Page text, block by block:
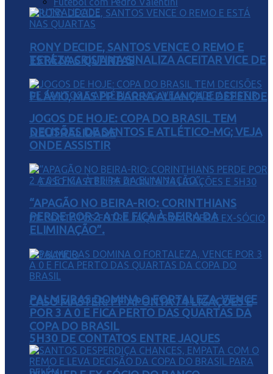
TEREZA CRISTINA SINALIZA ACEITAR VICE DE
FLÁVIO, MAS PP BARRA ALIANÇA E DEFENDE
NEUTRALIDADE
CASO MASTER: PF APONTA 74 LIGAÇÕES E
5H30 DE CONTATOS ENTRE JAQUES
RONY DECIDE, SANTOS VENCE O REMO E
ESTÁ NAS QUARTAS
JOGOS DE HOJE: COPA DO BRASIL TEM
DECISÕES DE SANTOS E ATLÉTICO-MG; VEJA
ONDE ASSISTIR
“APAGÃO NO BEIRA-RIO: CORINTHIANS
PERDE POR 2 A 0 E FICA À BEIRA DA
ELIMINAÇÃO”.
PALMEIRAS DOMINA O FORTALEZA, VENCE
POR 3 A 0 E FICA PERTO DAS QUARTAS DA
COPA DO BRASIL